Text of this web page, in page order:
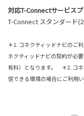
対応T-Connectサービス
T-Connect スタンダード
＊1. コネクティッドナビのご
ネクティッドナビの契約が必
有料）となります。 ＊2. コ
信できる環境の場合にご利用い